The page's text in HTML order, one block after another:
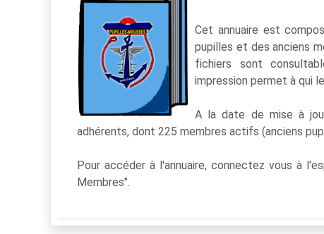
Cet annuaire est
pupilles et des anciens
fichiers sont
impression permet à qui
A la date de mise à
adhérents, dont 225 membres actifs (anciens
Pour accéder à l'annuaire, connectez vous à
Membres".